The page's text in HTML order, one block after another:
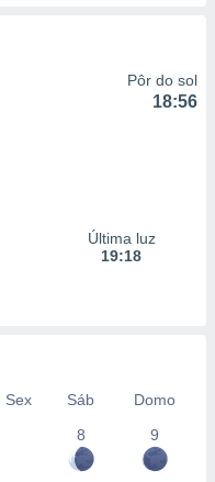
Pôr do sol
18:56
Última luz
19:18
Sex Sáb
Domo
8
9